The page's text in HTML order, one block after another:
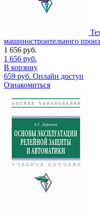
машиностроительного
1 656 руб.
1 656 руб.
В корзину
659 руб. Онлайн доступ
Ознакомиться